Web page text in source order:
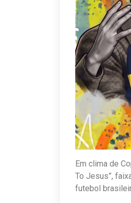
Em clima de
To Jesus”,
futebol